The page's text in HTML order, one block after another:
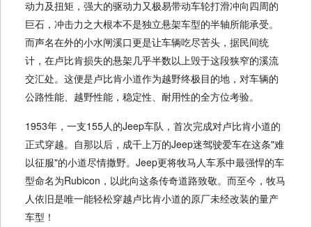
动力及扭矩，强大的驱动力又极易带动车轮打滑冲向四周的
巨石，冲击力之大根本不是独立悬架车型的半轴所能承受。
而声名在外的小水闸溪口更是让车辆吃尽苦头，据民间统
计，在卢比肯损失的悬架几乎半数以上毁于这段狭窄的溪流
交汇处。这便是卢比肯小道作为越野终极目的地，对车辆的
公路性能、越野性能，稳定性、耐用性的全方位考验。
1953年，一支155人的Jeep车队，首次完成对卢比肯小道的
正式穿越。自那以后，成千上万的Jeep迷驾驶爱车在这条"难
以征服"的小道尽情撒野。Jeep更将牧马人车系中最强悍的车
型命名为Rubicon，以此向这条传奇道路致敬。而至今，牧马
人依旧是唯一能轻松穿越卢比肯小道的原厂未经改装的量产
车型！